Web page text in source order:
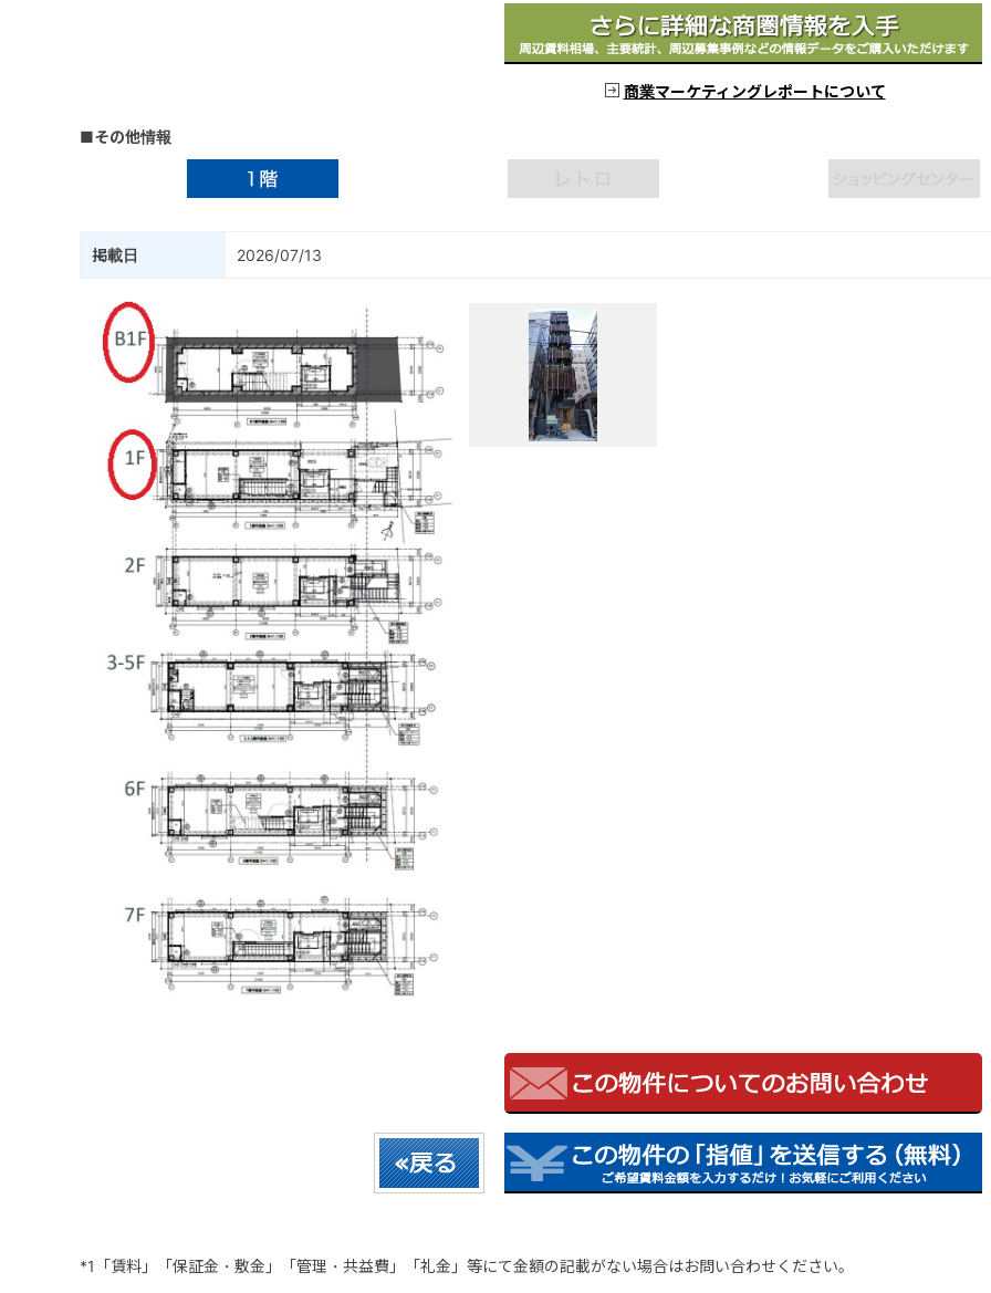
商業マーケティングレポートについて
■その他情報
掲載日 2026/07/13
*1「賃料」「保証金・敷金」「管理・共益費」「礼金」等にて金額の記載がない場合はお問い合わせください。